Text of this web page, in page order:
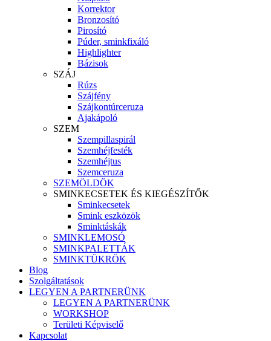
Korrektor
Bronzosító
Pirosító
Púder, sminkfixáló
Highlighter
Bázisok
SZÁJ
Rúzs
Szájfény
Szájkontúrceruza
Ajakápoló
SZEM
Szempillaspirál
Szemhéjfesték
Szemhéjtus
Szemceruza
SZEMÖLDÖK
SMINKECSETEK ÉS KIEGÉSZÍTŐK
Sminkecsetek
Smink eszközök
Sminktáskák
SMINKLEMOSÓ
SMINKPALETTÁK
SMINKTÜKRÖK
Blog
Szolgáltatások
LEGYEN A PARTNERÜNK
LEGYEN A PARTNERÜNK
WORKSHOP
Területi Képviselő
Kapcsolat